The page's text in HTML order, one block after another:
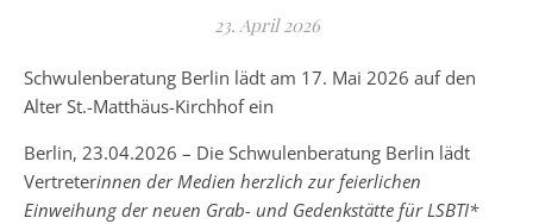
23. April 2026
Schwulenberatung Berlin lädt am 17. Mai 2026 auf den
Alter St.-Matthäus-Kirchhof ein
Berlin, 23.04.2026 – Die Schwulenberatung Berlin lädt
Vertreterinnen der Medien herzlich zur feierlichen
Einweihung der neuen Grab- und Gedenkstätte für LSBTI*